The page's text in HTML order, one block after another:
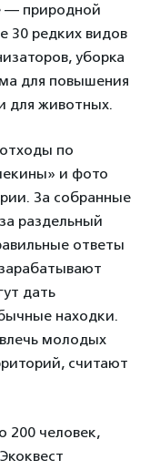
— природной
30 редких видов
уборка
для повышения
для животных.
по
и фото
За собранные
раздельный
ответы
дать
находки.
молодых
считают
200 человек,